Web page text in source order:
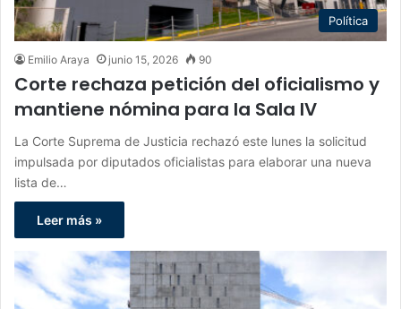
Política
Emilio Araya junio 15, 2026 90
Corte rechaza petición del oficialismo y
mantiene nómina para la Sala IV
La Corte Suprema de Justicia rechazó este lunes la solicitud
impulsada por diputados oficialistas para elaborar una nueva
lista de…
Leer más »